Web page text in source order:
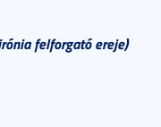
felforgató ereje)